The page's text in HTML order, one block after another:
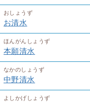
おしょうず
お清水
ほんがんしょうず
本願清水
なかのしょうず
中野清水
よしかげしょうず